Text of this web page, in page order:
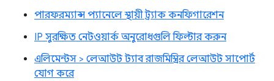
পারফরম্যান্স প্যানেলে স্থায়ী ট্র্যাক কনফিগারেশন
IP সুরক্ষিত নেটওয়ার্ক অনুরোধগুলি ফিল্টার করুন
এলিমেন্টস > লেআউট ট্যাব রাজমিস্ত্রির লেআউট সাপোর্ট
যোগ করে